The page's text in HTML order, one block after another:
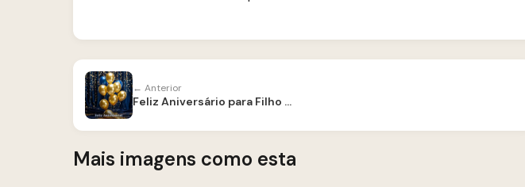
← Anterior
Feliz Aniversário para Filho — Mensagens de Amor
Mais imagens como esta